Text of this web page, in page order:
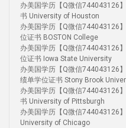
办美国学历【Q微信744043126
书 University of Houston
办美国学历【Q微信744043126
位证书 BOSTON College
办美国学历【Q微信744043126
位证书 Iowa State University
办美国学历【Q微信744043126
绩单学位证书 Stony Brook
办美国学历【Q微信744043126
书 University of Pittsburgh
办美国学历【Q微信744043126
University of Chicago